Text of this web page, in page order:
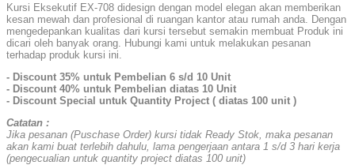
Kursi Eksekutif EX-708 didesign dengan model elegan akan memberikan
kesan mewah dan profesional di ruangan kantor atau rumah anda. Dengan
mengedepankan kualitas dari kursi tersebut semakin membuat Produk ini
dicari oleh banyak orang. Hubungi kami untuk melakukan pesanan
terhadap produk kursi ini.
- Discount 35% untuk Pembelian 6 s/d 10 Unit
- Discount 40% untuk Pembelian diatas 10 Unit
- Discount Special untuk Quantity Project ( diatas 100 unit )
Catatan :
Jika pesanan (Puschase Order) kursi tidak Ready Stok, maka pesanan
akan kami buat terlebih dahulu, lama pengerjaan antara 1 s/d 3 hari kerja
(pengecualian untuk quantity project diatas 100 unit)